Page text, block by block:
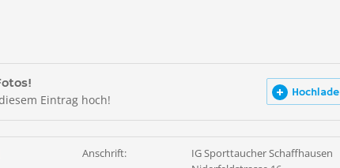
Eintrag hoch!
Anschrift:
IG Sporttaucher Schaffhausen